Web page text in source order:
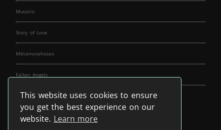
This website uses cookies to ensure
you get the best experience on our
website. Learn more
Mutatio
Story of Love
Métamorphoses
Fallen Angels
Music Spirit